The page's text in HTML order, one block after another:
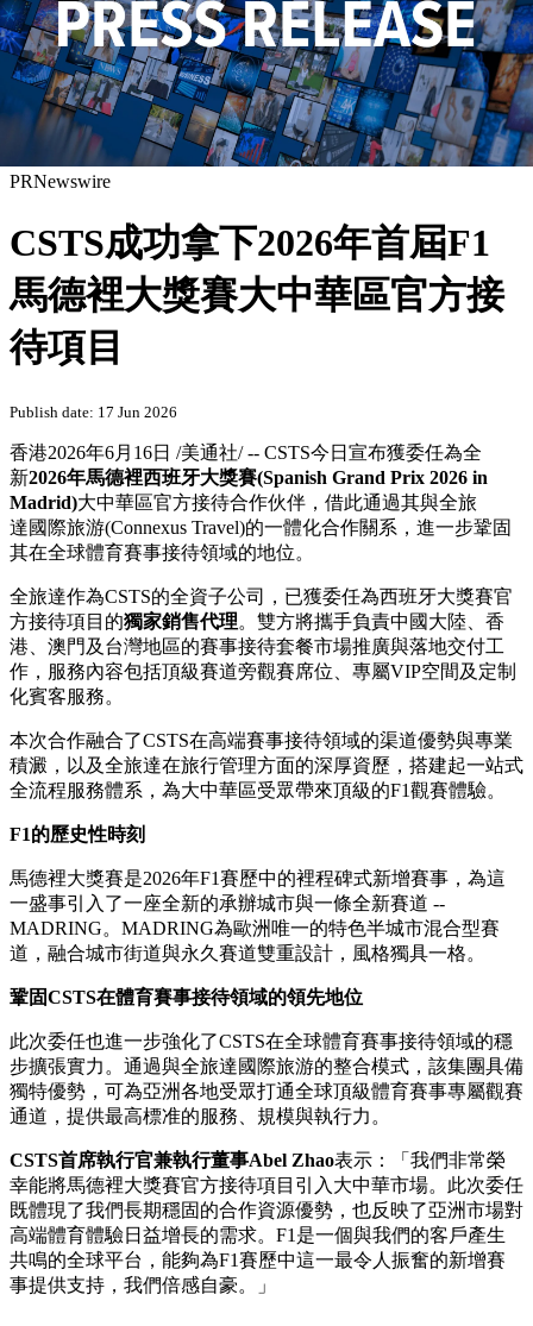
PRNewswire
CSTS成功拿下2026年首屆F1
馬德裡大獎賽大中華區官方接
待項目
Publish date: 17 Jun 2026
香港2026年6月16日 /美通社/ -- CSTS今日宣布獲委任為全
新2026年馬德裡西班牙大獎賽(Spanish Grand Prix 2026 in
Madrid)大中華區官方接待合作伙伴，借此通過其與全旅
達國際旅游(Connexus Travel)的一體化合作關系，進一步鞏固
其在全球體育賽事接待領域的地位。
全旅達作為CSTS的全資子公司，已獲委任為西班牙大獎賽官
方接待項目的獨家銷售代理。雙方將攜手負責中國大陸、香
港、澳門及台灣地區的賽事接待套餐市場推廣與落地交付工
作，服務內容包括頂級賽道旁觀賽席位、專屬VIP空間及定制
化賓客服務。
本次合作融合了CSTS在高端賽事接待領域的渠道優勢與專業
積澱，以及全旅達在旅行管理方面的深厚資歷，搭建起一站式
全流程服務體系，為大中華區受眾帶來頂級的F1觀賽體驗。
F1的歷史性時刻
馬德裡大獎賽是2026年F1賽歷中的裡程碑式新增賽事，為這
一盛事引入了一座全新的承辦城市與一條全新賽道 --
MADRING。MADRING為歐洲唯一的特色半城市混合型賽
道，融合城市街道與永久賽道雙重設計，風格獨具一格。
鞏固CSTS在體育賽事接待領域的領先地位
此次委任也進一步強化了CSTS在全球體育賽事接待領域的穩
步擴張實力。通過與全旅達國際旅游的整合模式，該集團具備
獨特優勢，可為亞洲各地受眾打通全球頂級體育賽事專屬觀賽
通道，提供最高標准的服務、規模與執行力。
CSTS首席執行官兼執行董事Abel Zhao表示：「我們非常榮
幸能將馬德裡大獎賽官方接待項目引入大中華市場。此次委任
既體現了我們長期穩固的合作資源優勢，也反映了亞洲市場對
高端體育體驗日益增長的需求。F1是一個與我們的客戶產生
共鳴的全球平台，能夠為F1賽歷中這一最令人振奮的新增賽
事提供支持，我們倍感自豪。」